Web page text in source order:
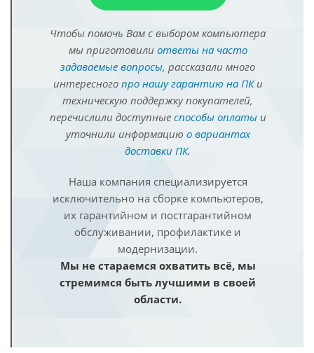
Чтобы помочь Вам с выбором компьютера
мы приготовили ответы на часто
задаваемые вопросы, рассказали много
интересного про нашу гарантию на ПКи
техническую поддержку покупателей,
перечислили доступные способы оплатыи
уточнили информацию о вариантах
доставки ПК.
Наша компания специализируется
исключительно на сборке компьютеров,
их гарантийном и постгарантийном
обслуживании, профилактике и
модернизации.
Мы не стараемся охватить всё, мы
стремимся быть лучшими в своей
области.